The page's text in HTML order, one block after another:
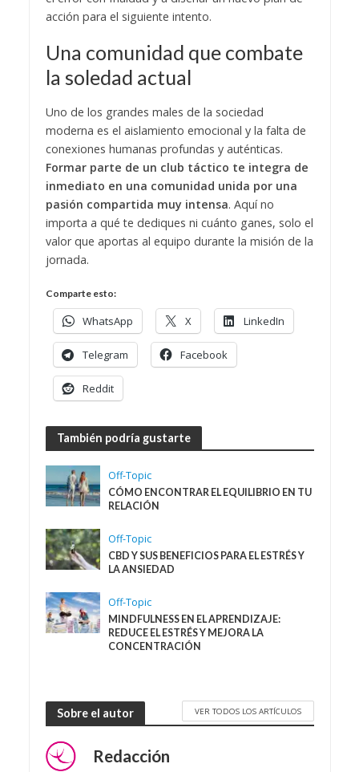
acción para el siguiente intento.
​Una comunidad que combate
la soledad actual
​Uno de los grandes males de la sociedad
moderna es el aislamiento emocional y la falta de
conexiones humanas profundas y auténticas.
Formar parte de un club táctico te integra de
inmediato en una comunidad unida por una
pasión compartida muy intensa. ​Aquí no
importa a qué te dediques ni cuánto ganes, solo el
valor que aportas al equipo durante la misión de la
jornada.
Comparte esto:
WhatsApp X LinkedIn
Telegram Facebook
Reddit
También podría gustarte
Off-Topic
CÓMO ENCONTRAR EL EQUILIBRIO EN TU
RELACIÓN
Off-Topic
CBD Y SUS BENEFICIOS PARA EL ESTRÉS Y
LA ANSIEDAD
Off-Topic
MINDFULNESS EN EL APRENDIZAJE:
REDUCE EL ESTRÉS Y MEJORA LA
CONCENTRACIÓN
Sobre el autor VER TODOS LOS ARTÍCULOS
Redacción